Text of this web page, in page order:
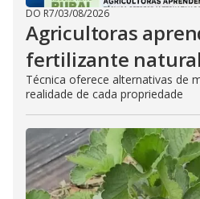
DO R7/03/08/2026
Agricultoras
fertilizante natural
Técnica oferece alternativas de
realidade de cada propriedade